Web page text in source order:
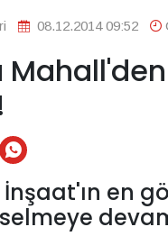
08.12.2014 09:52
en